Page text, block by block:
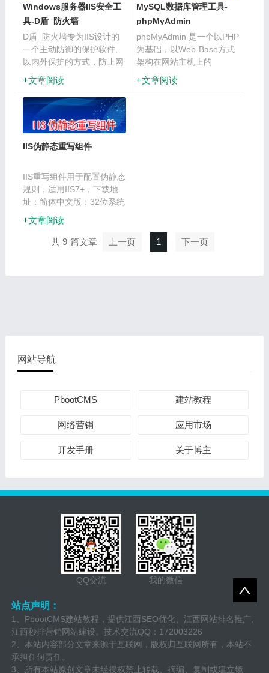
Windows服务器IIS安全工
具-D盾_防火墙
D盾_防火墙专为IIS设计的
一个主动防御的保护软件,
以内外保护的方式，防止网
站和服务器给入侵,在正常
运行各类网站的情况下，越
少的功能，服务器越安全的
理念而设计！限制了常见的
入侵方法，让服务器更安
文章阅读
MySQL数据库管理工具-
phpMyAdmin
phpMyAdmin 是一个以PHP
为基础，以Web-Base方式
架构在网站主机上的
MySQL的数据库管理工
具，让管理者可用Web接口
文章阅读
IIS伪静态重写组件
IIS重写组件用于配置伪静态
规则，适用IIS7+，下载地
址：简体中文版：32位系统
x86/64位系统x64此处为最
新版本，直接安装即可，老
版本Win10安装时会报错，
文章阅读
共 9 上一页 1 下一页
网站导航
PbootCMS 建站教程
网络营销 应用市场
开发手册 关于博主
QQ交流 我的微信
站点声明：
1、PbootCMS建站教程，提供江西SEO优化、江西网站排名推广,
江西秒排营销网站建设。技术交流QQ：172003226
2、本站内容部分文章来源于互联网，版权归互联网所有，本站不
承担任何责任。
3、所有本站原创文章未经授权禁止转载、摘编、复制或建立镜